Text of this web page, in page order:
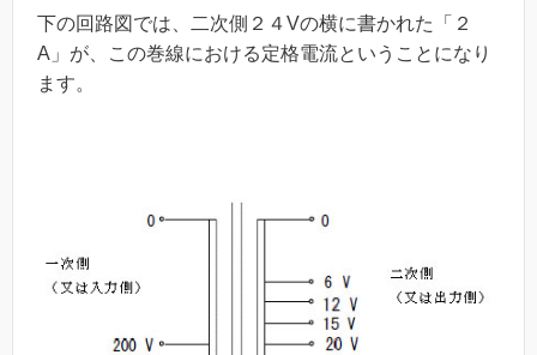
下の回路図では、二次側２４Vの横に書かれた「２
A」が、この巻線における定格電流ということになり
ます。